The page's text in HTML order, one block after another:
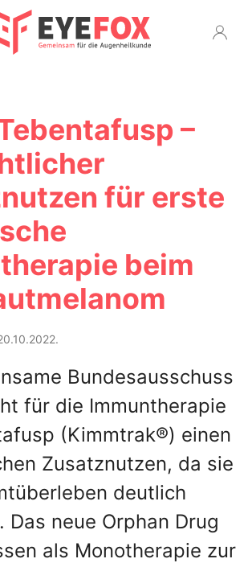
–
für erste
beim
Bundesausschuss
für die Immuntherapie
(Kimmtrak®) einen
Zusatznutzen, da sie
deutlich
Das neue Orphan Drug
als Monotherapie zur